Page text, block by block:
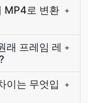
MP4로 변환 +
래 프레임 레 +
이는 무엇입
+